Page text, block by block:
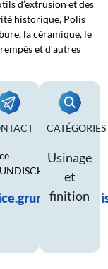
d’extrusion et des
historique, Polis
la céramique, le
et d’autres
CATÉGORIES
Usinage
et
finition